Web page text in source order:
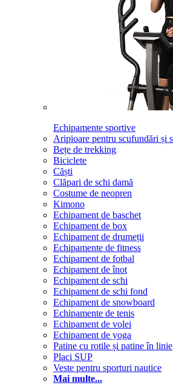
Echipamente sportive
Aripioare pentru scufundări și
Bețe de trekking
Biciclete
Căști
Clăpari de schi damă
Costume de neopren
Kimono
Echipament de baschet
Echipament de box
Echipament de drumeții
Echipamente de fitness
Echipament de fotbal
Echipament de înot
Echipament de schi
Echipament de schi fond
Echipament de snowboard
Echipamente de tenis
Echipament de volei
Echipament de yoga
Patine cu rotile și patine în linie
Placi SUP
Veste pentru sporturi nautice
Mai multe...